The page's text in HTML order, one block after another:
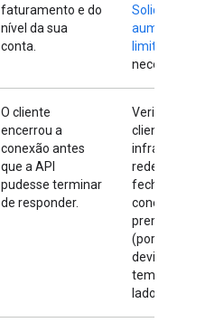
faturamento e do
nível da sua
conta.
Solicite um
aumento no
limite de taxa
necessário.
O cliente
encerrou a
conexão antes
que a API
pudesse terminar
de responder.
Verifique se o
cliente ou a
infraestrutura de
rede está
fechando a
conexão
prematuramente
(por exemplo,
devido a um
tempo limite do
lado do cliente).